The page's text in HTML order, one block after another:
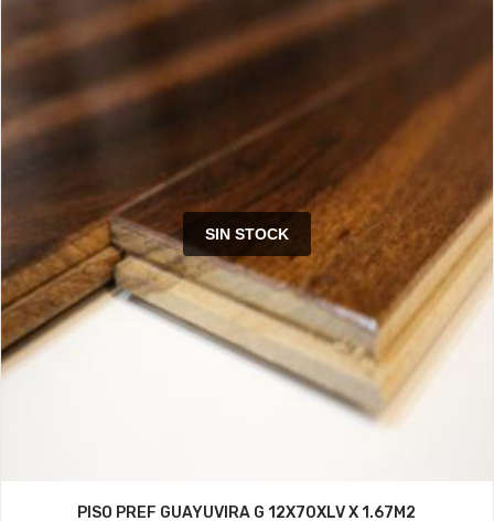
SIN STOCK
PISO PREF GUAYUVIRA G 12X70XLV X 1.67M2